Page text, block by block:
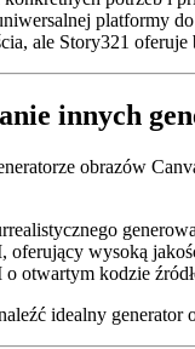
platformy
ale Story321 oferuje
innych
obrazów
wysoką
otwartym kodzie
idealny